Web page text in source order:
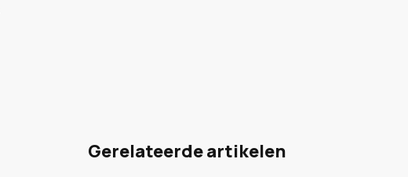
Gerelateerde artikelen